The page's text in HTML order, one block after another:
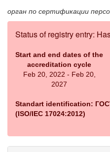
орган по сертификации
Status of registry entry:
Start and end dates of the
accreditation cycle
Feb 20, 2022 - Feb 20,
2027
Standart identification:
(ISO/IEC 17024:2012)